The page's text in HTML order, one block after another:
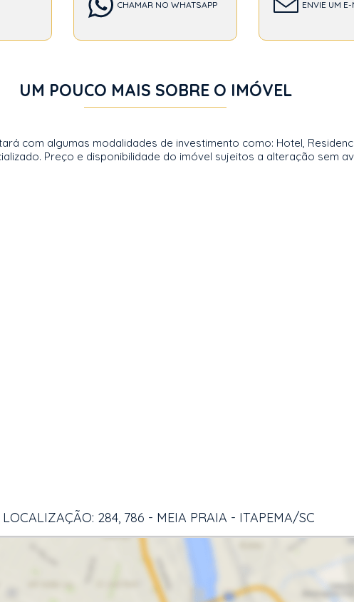
CHAMAR NO WHATSAPP ENVIE UM
UM POUCO MAIS SOBRE O IMÓVEL
com algumas modalidades de investimento como: Hotel,
Preço e disponibilidade do imóvel sujeitos a alteração sem
LOCALIZAÇÃO: 284, 786 - MEIA PRAIA - ITAPEMA/SC